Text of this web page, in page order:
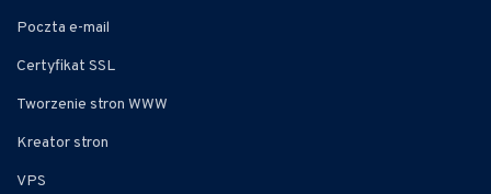
Poczta e-mail
Certyfikat SSL
Tworzenie stron WWW
Kreator stron
VPS